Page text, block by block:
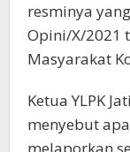
resminya
Opini/X/2021
Masyarakat
Ketua YLPK
menyebut